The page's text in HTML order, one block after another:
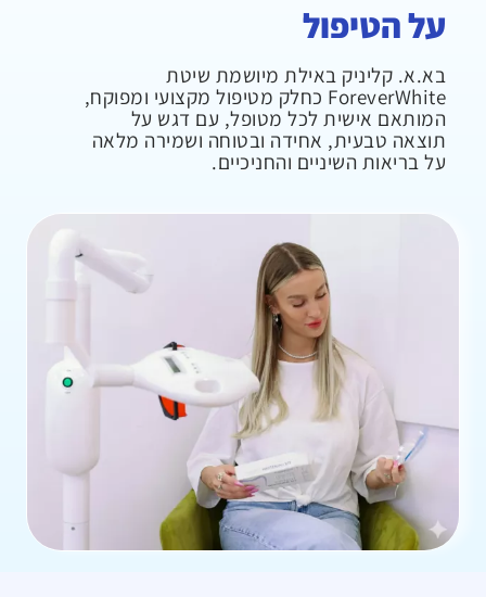
על הטיפול
בא.א. קליניק באילת מיושמת שיטת
ForeverWhite כחלק מטיפול מקצועי ומפוקח,
המותאם אישית לכל מטופל, עם דגש על
תוצאה טבעית, אחידה ובטוחה ושמירה מלאה
על בריאות השיניים והחניכיים.